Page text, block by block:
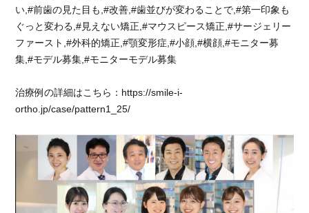
り
が
と
し
た。
に
い,#前歯の見た目も,#改善,#歯並びが変わることで,#第一印象も
ぐっと変わる,#見えない矯正,#マウスピース矯正,#サージェリー
ファースト,#外科的矯正,#顎変形症,#小顔,#横顔,#モニター募
集,#モデル募集,#モニターモデル募集
治療例の詳細はこちら：https://smile-i-
ortho.jp/case/pattern1_25/